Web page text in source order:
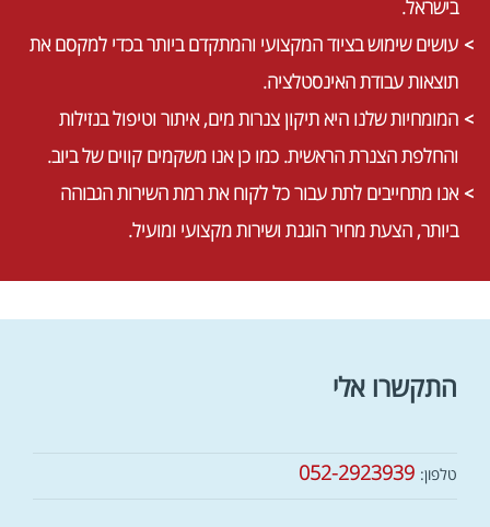
בישראל.
עושים שימוש בציוד המקצועי והמתקדם ביותר בכדי למקסם את
תוצאות עבודת האינסטלציה.
המומחיות שלנו היא תיקון צנרות מים, איתור וטיפול בנזילות
והחלפת הצנרת הראשית. כמו כן אנו משקמים קווים של ביוב.
אנו מתחייבים לתת עבור כל לקוח את רמת השירות הגבוהה
ביותר, הצעת מחיר הוגנת ושירות מקצועי ומועיל.
התקשרו אלי
טלפון: 052-2923939